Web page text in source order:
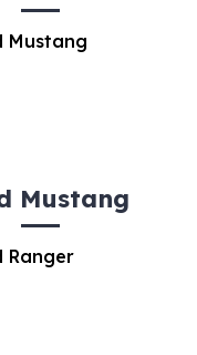
Mustang